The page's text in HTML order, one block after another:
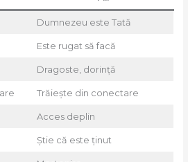
Dumnezeu este Tată
Este rugat să facă
Dragoste, dorință
Trăiește din conectare
Acces deplin
Știe că este ținut